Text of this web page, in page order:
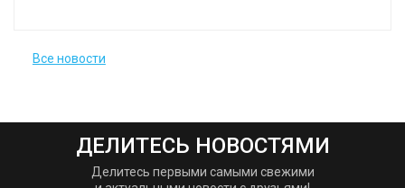
Все новости
ДЕЛИТЕСЬ НОВОСТЯМИ
Делитесь первыми самыми свежими